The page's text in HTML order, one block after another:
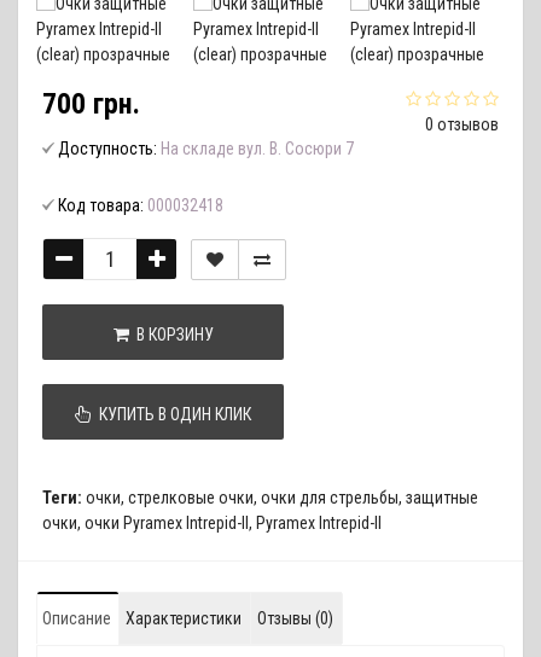
0 отзывов
700 грн.
Доступность: На складе вул. В. Сосюри 7
Код товара: 000032418
В КОРЗИНУ
КУПИТЬ В ОДИН КЛИК
Теги: очки, стрелковые очки, очки для стрельбы, защитные
очки, очки Pyramex Intrepid-II , Pyramex Intrepid-II
Описание Характеристики Отзывы (0)